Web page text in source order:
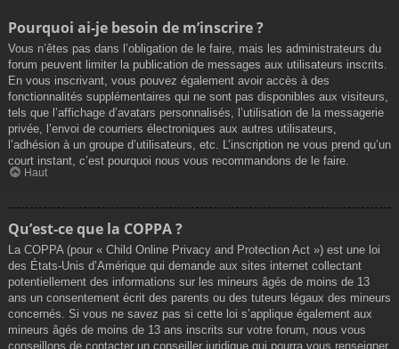
Pourquoi ai-je besoin de m’inscrire ?
Vous n’êtes pas dans l’obligation de le faire, mais les administrateurs du
forum peuvent limiter la publication de messages aux utilisateurs inscrits.
En vous inscrivant, vous pouvez également avoir accès à des
fonctionnalités supplémentaires qui ne sont pas disponibles aux visiteurs,
tels que l’affichage d’avatars personnalisés, l’utilisation de la messagerie
privée, l’envoi de courriers électroniques aux autres utilisateurs,
l’adhésion à un groupe d’utilisateurs, etc. L’inscription ne vous prend qu’un
court instant, c’est pourquoi nous vous recommandons de le faire.
Haut
Qu’est-ce que la COPPA ?
La COPPA (pour « Child Online Privacy and Protection Act ») est une loi
des États-Unis d’Amérique qui demande aux sites internet collectant
potentiellement des informations sur les mineurs âgés de moins de 13
ans un consentement écrit des parents ou des tuteurs légaux des mineurs
concernés. Si vous ne savez pas si cette loi s’applique également aux
mineurs âgés de moins de 13 ans inscrits sur votre forum, nous vous
conseillons de contacter un conseiller juridique qui pourra vous renseigner.